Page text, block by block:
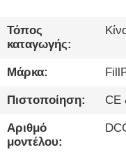
ΓΎΡΟΣ
ΈΛΕΓΧΟΣ
Τόπος
καταγωγής:
Μάρκα:
Πιστοποίηση: CE
Αριθμό
μοντέλου: